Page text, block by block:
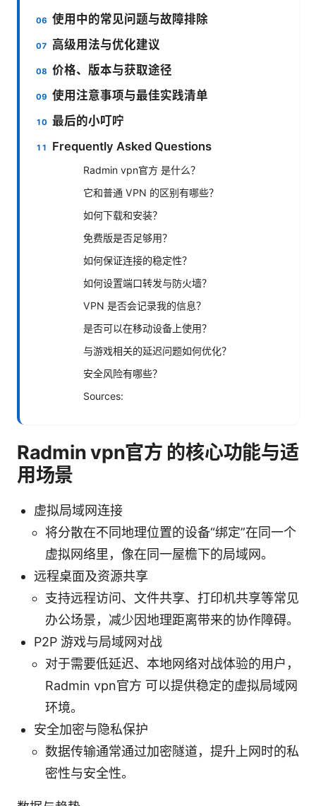
使用中的常见问题与故障排除
高级用法与优化建议
价格、版本与获取途径
使用注意事项与最佳实践清单
最后的小叮咛
Frequently Asked Questions
Radmin vpn官方 是什么？
它和普通 VPN 的区别有哪些？
如何下载和安装？
免费版是否足够用？
如何保证连接的稳定性？
如何设置端口转发与防火墙？
VPN 是否会记录我的信息？
是否可以在移动设备上使用？
与游戏相关的延迟问题如何优化？
安全风险有哪些？
Sources:
Radmin vpn官方 的核心功能与适
用场景
虚拟局域网连接
将分散在不同地理位置的设备“绑定”在同一个
虚拟网络里，像在同一屋檐下的局域网。
远程桌面及资源共享
支持远程访问、文件共享、打印机共享等常见
办公场景，减少因地理距离带来的协作障碍。
P2P 游戏与局域网对战
对于需要低延迟、本地网络对战体验的用户，
Radmin vpn官方 可以提供稳定的虚拟局域网
环境。
安全加密与隐私保护
数据传输通常通过加密隧道，提升上网时的私
密性与安全性。